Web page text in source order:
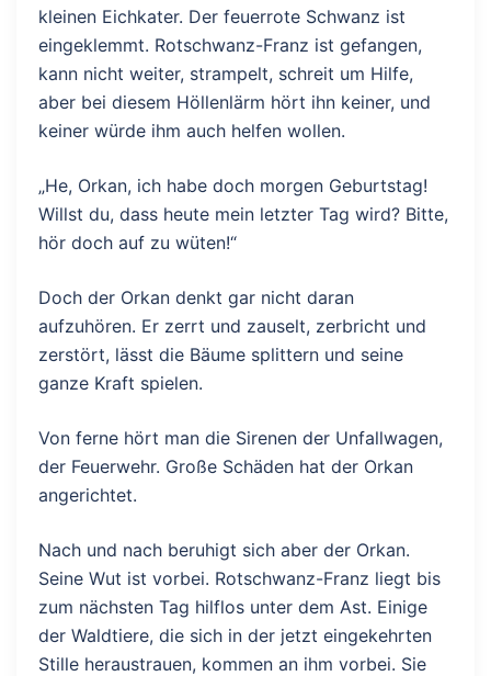
kleinen Eichkater. Der feuerrote Schwanz ist
eingeklemmt. Rotschwanz-Franz ist gefangen,
kann nicht weiter, strampelt, schreit um Hilfe,
aber bei diesem Höllenlärm hört ihn keiner, und
keiner würde ihm auch helfen wollen.
„He, Orkan, ich habe doch morgen Geburtstag!
Willst du, dass heute mein letzter Tag wird? Bitte,
hör doch auf zu wüten!“
Doch der Orkan denkt gar nicht daran
aufzuhören. Er zerrt und zauselt, zerbricht und
zerstört, lässt die Bäume splittern und seine
ganze Kraft spielen.
Von ferne hört man die Sirenen der Unfallwagen,
der Feuerwehr. Große Schäden hat der Orkan
angerichtet.
Nach und nach beruhigt sich aber der Orkan.
Seine Wut ist vorbei. Rotschwanz-Franz liegt bis
zum nächsten Tag hilflos unter dem Ast. Einige
der Waldtiere, die sich in der jetzt eingekehrten
Stille heraustrauen, kommen an ihm vorbei. Sie